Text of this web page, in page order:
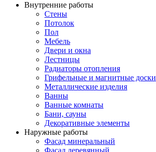
Внутренние работы
Стены
Потолок
Пол
Мебель
Двери и окна
Лестницы
Радиаторы отопления
Грифельные и магнитные доски
Металлические изделия
Ванны
Ванные комнаты
Бани, сауны
Декоративные элементы
Наружные работы
Фасад минеральный